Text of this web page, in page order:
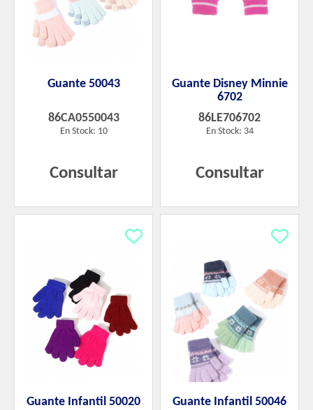
Guante 50043
86CA0550043
En Stock: 10
Consultar
Guante Disney Minnie
6702
86LE706702
En Stock: 34
Consultar
Guante Infantil 50020 Guante Infantil 50046